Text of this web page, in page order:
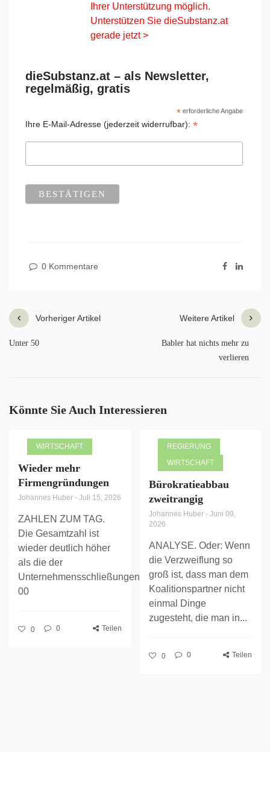
Ihrer Unterstützung möglich.
Unterstützen Sie dieSubstanz.at
gerade jetzt >
dieSubstanz.at – als Newsletter,
regelmäßig, gratis
*erforderliche Angabe
Ihre E-Mail-Adresse (jederzeit widerrufbar): *
0 Kommentare
Vorheriger Artikel
Unter 50
Weitere Artikel
Babler hat nichts mehr zu
verlieren
Könnte Sie Auch Interessieren
WIRTSCHAFT
Wieder mehr
Firmengründungen
Johannes Huber - Juli 15, 2026
ZAHLEN ZUM TAG.
Die Gesamtzahl ist
wieder deutlich höher
als die der
Unternehmensschließungen.
00
0 0 Teilen
REGIERUNG
WIRTSCHAFT
Bürokratieabbau
zweitrangig
Johannes Huber - Juni 09,
2026
ANALYSE. Oder: Wenn
die Verzweiflung so
groß ist, dass man dem
Koalitionspartner nicht
einmal Dinge
zugesteht, die man in...
0 0 Teilen